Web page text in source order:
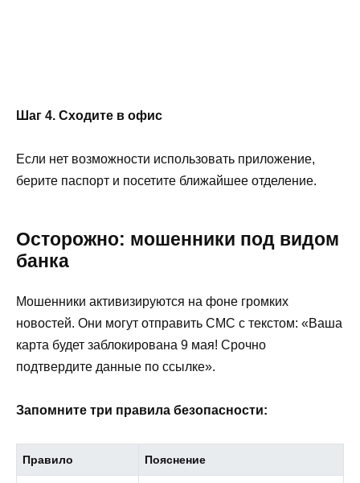
Шаг 4. Сходите в офис
Если нет возможности использовать приложение,
берите паспорт и посетите ближайшее отделение.
Осторожно: мошенники под видом
банка
Мошенники активизируются на фоне громких
новостей. Они могут отправить СМС с текстом: «Ваша
карта будет заблокирована 9 мая! Срочно
подтвердите данные по ссылке».
Запомните три правила безопасности:
Правило Пояснение